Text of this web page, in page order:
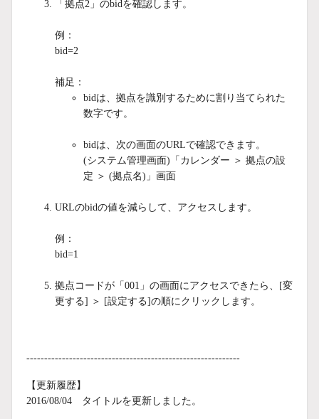
「拠点2」のbidを確認します。
例：
bid=2
補足：
bidは、拠点を識別するために割り当てられた
数字です。
bidは、次の画面のURLで確認できます。
(システム管理画面)「カレンダー ＞ 拠点の設
定 ＞ (拠点名)」画面
URLのbidの値を減らして、アクセスします。
例：
bid=1
拠点コードが「001」の画面にアクセスできたら、[変
更する] ＞ [設定する]の順にクリックします。
------------------------------------------------------------
【更新履歴】
2016/08/04 タイトルを更新しました。